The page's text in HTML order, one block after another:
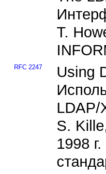
T.
RFC 2247
Using
LDAP/
S.
1998